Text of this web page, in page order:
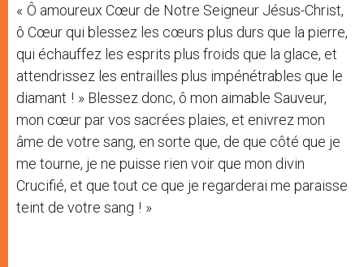
« Ô amoureux Cœur de Notre Seigneur Jésus-Christ,
ô Cœur qui blessez les cœurs plus durs que la pierre,
qui échauffez les esprits plus froids que la glace, et
attendrissez les entrailles plus impénétrables que le
diamant ! » Blessez donc, ô mon aimable Sauveur,
mon cœur par vos sacrées plaies, et enivrez mon
âme de votre sang, en sorte que, de que côté que je
me tourne, je ne puisse rien voir que mon divin
Crucifié, et que tout ce que je regarderai me paraisse
teint de votre sang ! »